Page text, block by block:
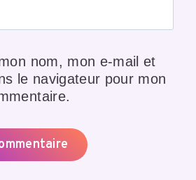
nom, mon e-mail et
le navigateur pour mon